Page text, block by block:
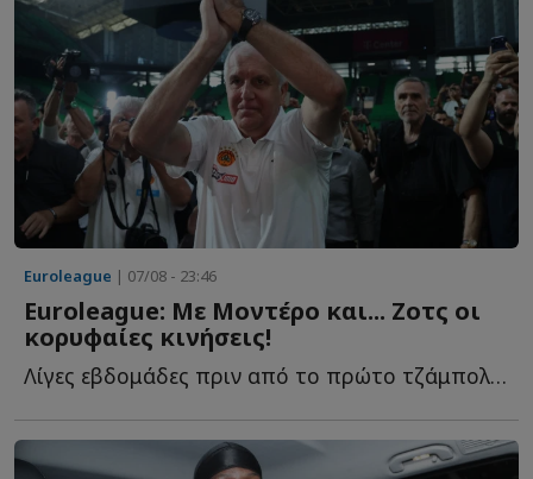
Euroleague | 07/08 - 23:46
Euroleague: Με Μοντέρο και... Ζοτς οι
κορυφαίες κινήσεις!
Λίγες εβδομάδες πριν από το πρώτο τζάμπολ της σεζόν 20...